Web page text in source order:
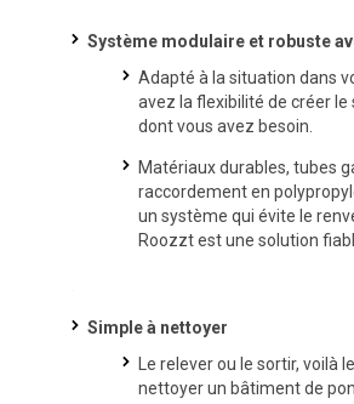
Système modulaire et robuste
Adapté à la situation dans
avez la flexibilité de créer
dont vous avez besoin.
Matériaux durables, tubes
raccordement en
un système qui évite le
Roozzt est une solution
Simple à nettoyer
Le relever ou le sortir, voilà
nettoyer un bâtiment de